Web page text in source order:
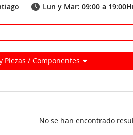
Lun y Mar: 09:00 a
Piezas / Componentes
No se han encontrado